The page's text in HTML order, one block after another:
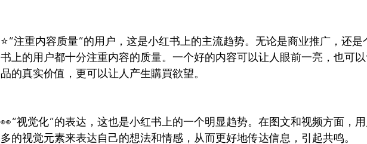
⭐“注重内容质量”的用户，这是小红书上的主流趋势。无论是商业推广，还
书上的用户都十分注重内容的质量。一个好的内容可以让人眼前一亮，也可
品的真实价值，更可以让人产生購買欲望。
👀“视觉化”的表达，这也是小红书上的一个明显趋势。在图文和视频方面，
多的视觉元素来表达自己的想法和情感，从而更好地传达信息，引起共鸣。